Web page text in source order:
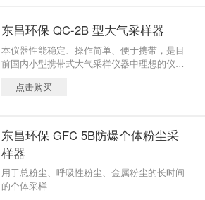
东昌环保 QC-2B 型大气采样器
本仪器性能稳定、操作简单、便于携带，是目
前国内小型携带式大气采样仪器中理想的仪
铸造、电力及环境监测等领域。
点击购买
东昌环保 GFC 5B防爆个体粉尘采
样器
用于总粉尘、呼吸性粉尘、金属粉尘的长时间
的个体采样